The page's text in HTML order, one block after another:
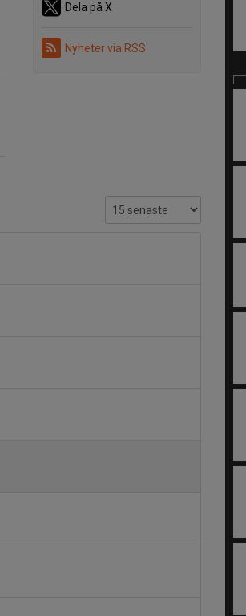
Dela på X
Nyheter via RSS